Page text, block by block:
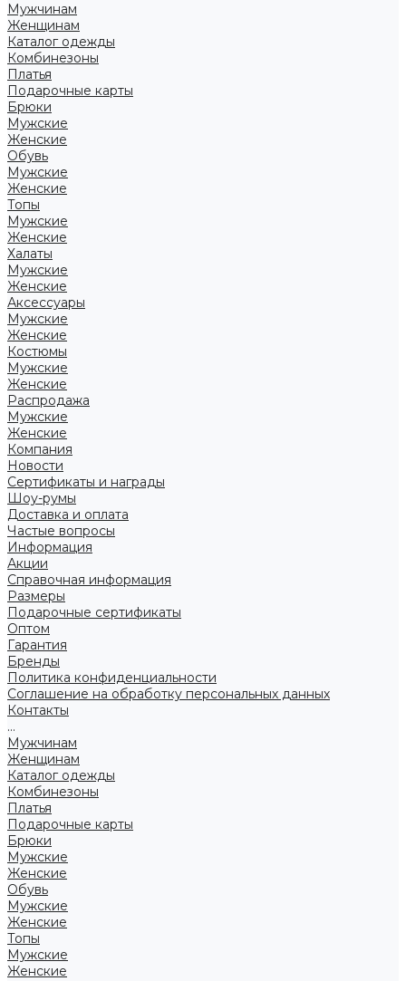
Мужчинам
Женщинам
Каталог одежды
Комбинезоны
Платья
Подарочные карты
Брюки
Мужские
Женские
Обувь
Мужские
Женские
Топы
Мужские
Женские
Халаты
Мужские
Женские
Аксессуары
Мужские
Женские
Костюмы
Мужские
Женские
Распродажа
Мужские
Женские
Компания
Новости
Сертификаты и награды
Шоу-румы
Доставка и оплата
Частые вопросы
Информация
Акции
Справочная информация
Размеры
Подарочные сертификаты
Оптом
Гарантия
Бренды
Политика конфиденциальности
Соглашение на обработку персональных данных
Контакты
...
Мужчинам
Женщинам
Каталог одежды
Комбинезоны
Платья
Подарочные карты
Брюки
Мужские
Женские
Обувь
Мужские
Женские
Топы
Мужские
Женские